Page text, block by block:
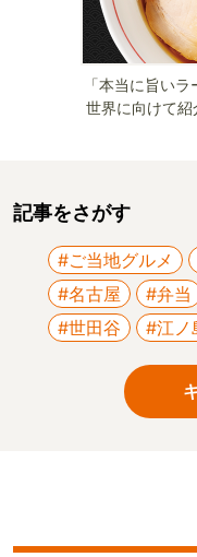
「本当に旨い
世界に向けて紹
記事をさがす
#ご当地グルメ
#名古屋
#弁当
#世田谷
#江ノ